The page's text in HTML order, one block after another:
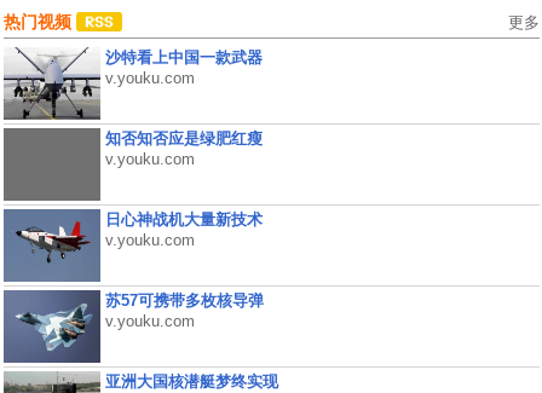
热门视频 更多
沙特看上中国一款武器
v.youku.com
知否知否应是绿肥红瘦
v.youku.com
日心神战机大量新技术
v.youku.com
苏57可携带多枚核导弹
v.youku.com
亚洲大国核潜艇梦终实现